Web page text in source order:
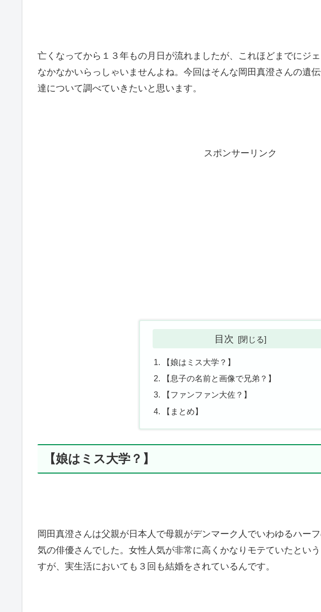
亡くなってから１３年もの月日が流れましたが、これほどまでにジ
なかなかいらっしゃいませんよね。今回はそんな岡田真澄さんの遺
達について調べていきたいと思います。
スポンサーリンク
目次
【娘はミス大学？】
【息子の名前と画像で兄弟？】
【ファンファン大佐？】
【まとめ】
【娘はミス大学？】
岡田真澄さんは父親が日本人で母親がデンマーク人でいわゆるハー
気の俳優さんでした。女性人気が非常に高くかなりモテていたとい
すが、実生活においても３回も結婚をされているんです。